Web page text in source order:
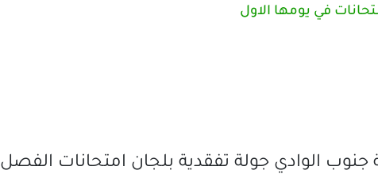
في يومها الاول
الوادي جولة تفقدية بلجان امتحانات الفصل